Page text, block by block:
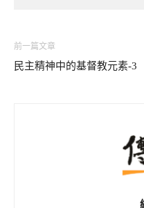
前一篇文章
民主精神中的基督教元素-3